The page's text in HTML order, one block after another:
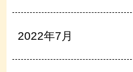
2022年7月